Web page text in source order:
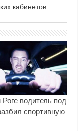
кабинетов.
водитель под
спортивную